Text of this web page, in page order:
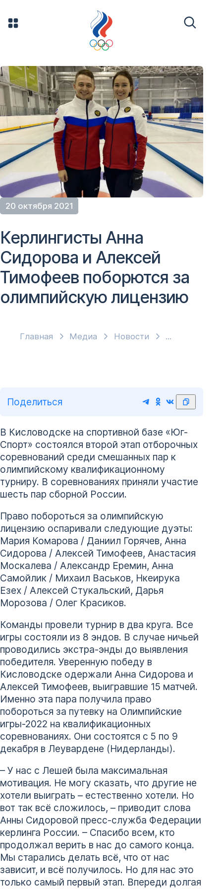
20 октября 2021
Главная Медиа Новости
Керлингисты Анна
Сидорова и Алексей
Тимофеев поборются за
олимпийскую лицензию
Поделиться
В Кисловодске на спортивной базе «Юг-
Спорт» состоялся второй этап отборочных
соревнований среди смешанных пар к
олимпийскому квалификационному
турниру. В соревнованиях приняли участие
шесть пар сборной России.
Право побороться за олимпийскую
лицензию оспаривали следующие дуэты:
Мария Комарова / Даниил Горячев, Анна
Сидорова / Алексей Тимофеев, Анастасия
Москалева / Александр Еремин, Анна
Самойлик / Михаил Васьков, Нкеирука
Езех / Алексей Стукальский, Дарья
Морозова / Олег Красиков.
Команды провели турнир в два круга. Все
игры состояли из 8 эндов. В случае ничьей
проводились экстра-энды до выявления
победителя. Уверенную победу в
Кисловодске одержали Анна Сидорова и
Алексей Тимофеев, выигравшие 15 матчей.
Именно эта пара получила право
побороться за путевку на Олимпийские
игры-2022 на квалификационных
соревнованиях. Они состоятся с 5 по 9
декабря в Леувардене (Нидерланды).
– У нас с Лешей была максимальная
мотивация. Не могу сказать, что другие не
хотели выиграть – естественно хотели. Но
вот так всё сложилось, – приводит слова
Анны Сидоровой пресс-служба Федерации
керлинга России. – Спасибо всем, кто
продолжал верить в нас до самого конца.
Мы старались делать всё, что от нас
зависит, и всё получилось. Но для нас это
только самый первый этап. Впереди долгая